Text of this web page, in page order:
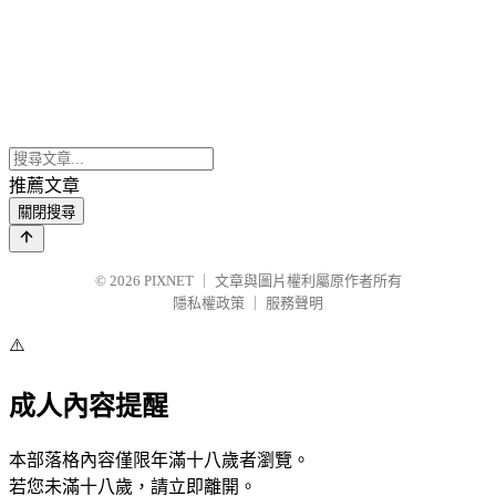
推薦文章
關閉搜尋
© 2026 PIXNET
文章與圖片權利屬原作者所有
隱私權政策
服務聲明
⚠️
成人內容提醒
本部落格內容僅限年滿十八歲者瀏覽。
若您未滿十八歲，請立即離開。